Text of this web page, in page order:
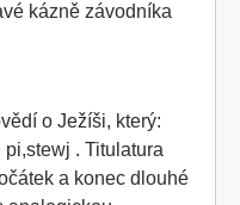
kázně závodníka
o Ježíši, který:
. Titulatura
a konec dlouhé